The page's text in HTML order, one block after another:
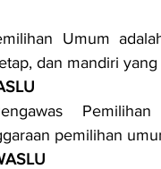
Umum
dan mandiri
pemilihan